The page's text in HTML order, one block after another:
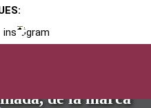
instagram
de la marca